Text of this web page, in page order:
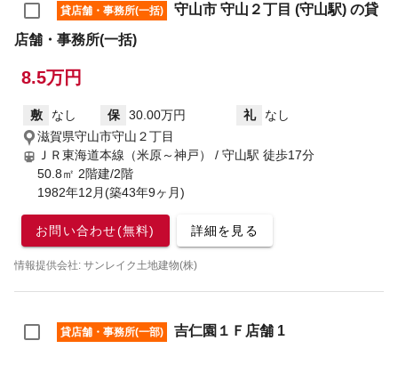
貸店舗・事務所(一括)
守山市 守山２丁目 (守山駅) の貸
店舗・事務所(一括)
8.5万円
敷 なし 保 30.00万円 礼
なし
滋賀県守山市守山２丁目
ＪＲ東海道本線（米原～神戸） / 守山駅 徒歩17分
50.8㎡ 2階建/2階
1982年12月(築43年9ヶ月)
お問い合わせ(無料) 詳細を見る
情報提供会社: サンレイク土地建物(株)
貸店舗・事務所(一部) 吉仁園１Ｆ店舗 1